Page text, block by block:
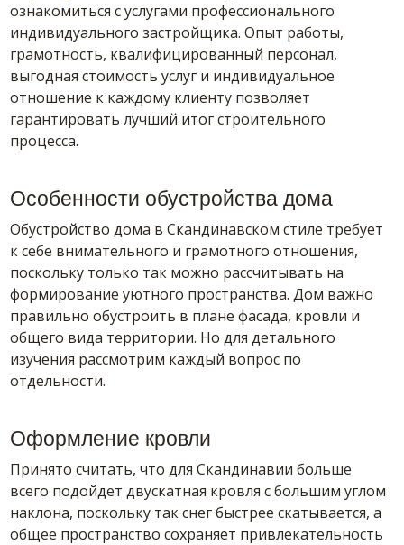
ознакомиться с услугами профессионального
индивидуального застройщика. Опыт работы,
грамотность, квалифицированный персонал,
выгодная стоимость услуг и индивидуальное
отношение к каждому клиенту позволяет
гарантировать лучший итог строительного
процесса.
Особенности обустройства дома
Обустройство дома в Скандинавском стиле требует
к себе внимательного и грамотного отношения,
поскольку только так можно рассчитывать на
формирование уютного пространства. Дом важно
правильно обустроить в плане фасада, кровли и
общего вида территории. Но для детального
изучения рассмотрим каждый вопрос по
отдельности.
Оформление кровли
Принято считать, что для Скандинавии больше
всего подойдет двускатная кровля с большим углом
наклона, поскольку так снег быстрее скатывается, а
общее пространство сохраняет привлекательность